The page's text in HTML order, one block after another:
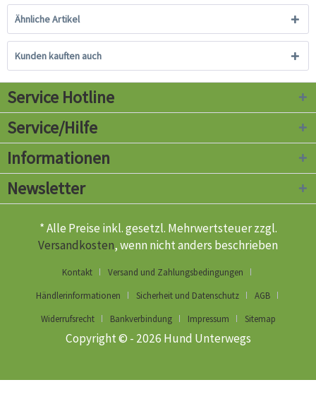
Ähnliche Artikel
Kunden kauften auch
Service Hotline
Service/Hilfe
Informationen
Newsletter
* Alle Preise inkl. gesetzl. Mehrwertsteuer zzgl.
Versandkosten, wenn nicht anders beschrieben
Kontakt
Versand und Zahlungsbedingungen
Händlerinformationen
Sicherheit und Datenschutz
AGB
Widerrufsrecht
Bankverbindung Impressum Sitemap
Copyright © - 2026 Hund Unterwegs